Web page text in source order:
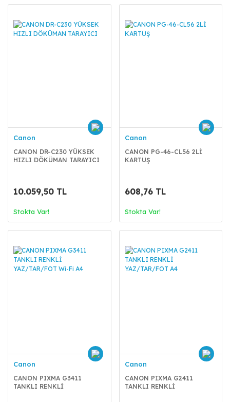
Canon
CANON DR-C230 YÜKSEK
HIZLI DÖKÜMAN TARAYICI
10.059,50 TL
Stokta Var!
Canon
CANON PG-46-CL56 2Lİ
KARTUŞ
608,76 TL
Stokta Var!
Canon
CANON PIXMA G3411
TANKLI RENKLİ
Canon
CANON PIXMA G2411
TANKLI RENKLİ